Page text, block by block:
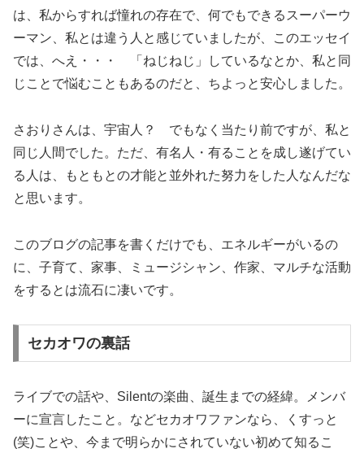
は、私からすれば憧れの存在で、何でもできるスーパーウ
ーマン、私とは違う人と感じていましたが、このエッセイ
では、へえ・・・ 「ねじねじ」しているなとか、私と同
じことで悩むこともあるのだと、ちよっと安心しました。
さおりさんは、宇宙人？ でもなく当たり前ですが、私と
同じ人間でした。ただ、有名人・有ることを成し遂げてい
る人は、もともとの才能と並外れた努力をした人なんだな
と思います。
このブログの記事を書くだけでも、エネルギーがいるの
に、子育て、家事、ミュージシャン、作家、マルチな活動
をするとは流石に凄いです。
セカオワの裏話
ライブでの話や、Silentの楽曲、誕生までの経緯。メンバ
ーに宣言したこと。などセカオワファンなら、くすっと
(笑)ことや、今まで明らかにされていない初めて知るこ